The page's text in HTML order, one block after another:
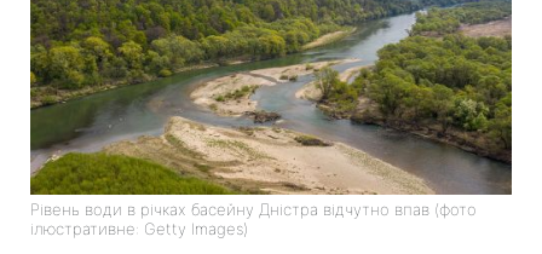
Рівень води в річках басейну Дністра відчутно впав (фото
ілюстративне: Getty Images)